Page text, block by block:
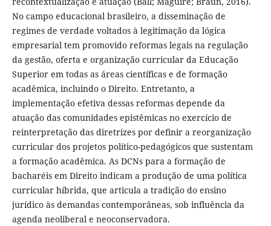
No campo educacional brasileiro, a disseminação de
regimes de verdade voltados à legitimação da lógica
empresarial tem promovido reformas legais na regulação
da gestão, oferta e organização curricular da Educação
Superior em todas as áreas científicas e de formação
acadêmica, incluindo o Direito. Entretanto, a
implementação efetiva dessas reformas depende da
atuação das comunidades epistêmicas no exercício de
reinterpretação das diretrizes por definir a reorganização
curricular dos projetos político-pedagógicos que sustentam
a formação acadêmica. As DCNs para a formação de
bacharéis em Direito indicam a produção de uma política
curricular híbrida, que articula a tradição do ensino
jurídico às demandas contemporâneas, sob influência da
agenda neoliberal e neoconservadora.